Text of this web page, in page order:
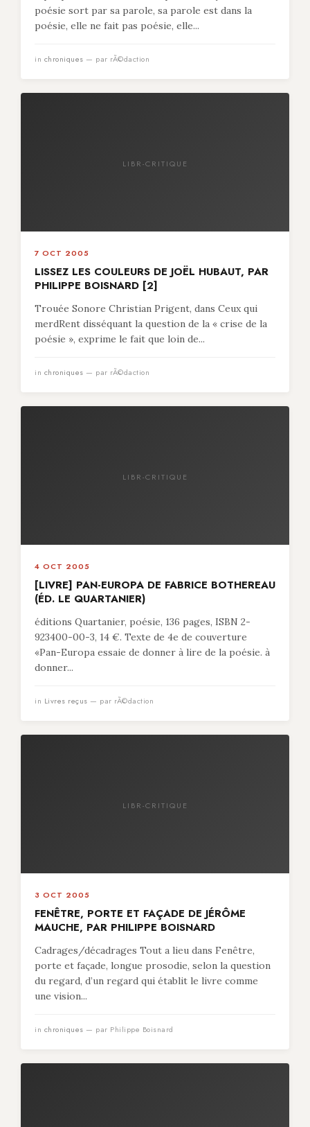
poésie sort par sa parole, sa parole est dans la
poésie, elle ne fait pas poésie, elle...
in chroniques — par rÃ©daction
LIBR-CRITIQUE
7 OCT 2005
LISSEZ LES COULEURS DE JOËL HUBAUT, PAR
PHILIPPE BOISNARD [2]
Trouée Sonore Christian Prigent, dans Ceux qui
merdRent disséquant la question de la « crise de la
poésie », exprime le fait que loin de...
in chroniques — par rÃ©daction
LIBR-CRITIQUE
4 OCT 2005
[LIVRE] PAN-EUROPA DE FABRICE BOTHEREAU
(ÉD. LE QUARTANIER)
éditions Quartanier, poésie, 136 pages, ISBN 2-
923400-00-3, 14 €. Texte de 4e de couverture
«Pan-Europa essaie de donner à lire de la poésie. à
donner...
in Livres reçus — par rÃ©daction
LIBR-CRITIQUE
3 OCT 2005
FENÊTRE, PORTE ET FAÇADE DE JÉRÔME
MAUCHE, PAR PHILIPPE BOISNARD
Cadrages/décadrages Tout a lieu dans Fenêtre,
porte et façade, longue prosodie, selon la question
du regard, d’un regard qui établit le livre comme
une vision...
in chroniques — par Philippe Boisnard